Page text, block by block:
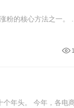
现快速涨粉的核心方法之一。 ...
个年头。 今年，各电